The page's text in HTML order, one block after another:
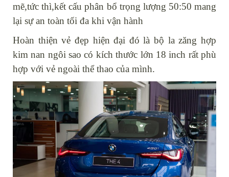
mẽ,tức thì,kết cấu phân bổ trọng lượng 50:50 mang
lại sự an toàn tối đa khi vận hành
Hoàn thiện vẻ đẹp hiện đại đó là bộ la zăng hợp
kim nan ngôi sao có kích thước lớn 18 inch rất phù
hợp với vẻ ngoài thể thao của mình.